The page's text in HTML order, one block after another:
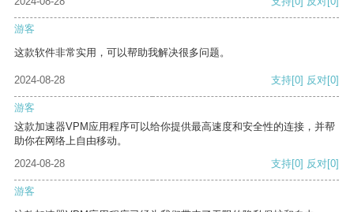
游客
这款软件非常实用，可以帮助我解决很多问题。
2024-08-28 支持[0] 反对[0]
游客
这款加速器VPM应用程序可以给你提供最高速度和安全性的连接，并帮
助你在网络上自由移动。
2024-08-28
支持[0] 反对[0]
游客